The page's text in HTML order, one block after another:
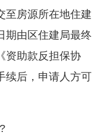
至房源所在地住建
期由区住建局最终
资助款反担保协
续后，申请人方可